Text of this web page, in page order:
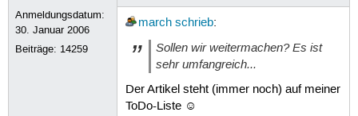
Anmeldungsdatum:
30. Januar 2006
Beiträge: 14259
march schrieb:
Sollen wir weitermachen? Es ist
sehr umfangreich...
Der Artikel steht (immer noch) auf meiner
ToDo-Liste ☺